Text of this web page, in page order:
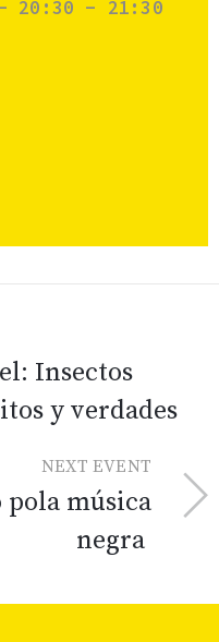
- 20:30 - 21:30
Insectos
y verdades
NEXT EVENT
música
negra